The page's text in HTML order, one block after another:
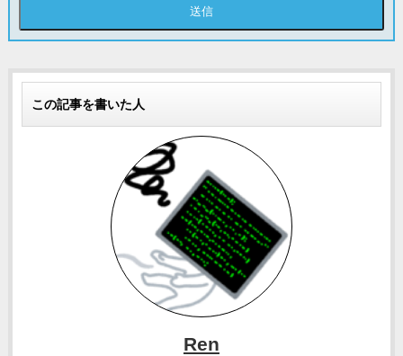
この記事を書いた人
Ren